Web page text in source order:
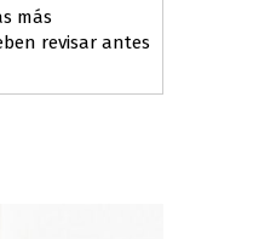
más
revisar antes